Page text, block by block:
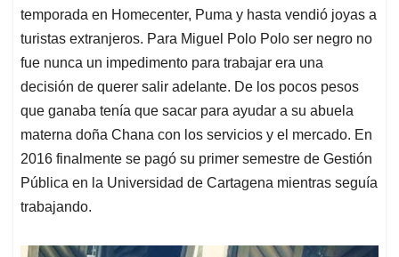
temporada en Homecenter, Puma y hasta vendió joyas a
turistas extranjeros. Para Miguel Polo Polo ser negro no
fue nunca un impedimento para trabajar era una
decisión de querer salir adelante. De los pocos pesos
que ganaba tenía que sacar para ayudar a su abuela
materna doña Chana con los servicios y el mercado. En
2016 finalmente se pagó su primer semestre de Gestión
Pública en la Universidad de Cartagena mientras seguía
trabajando.